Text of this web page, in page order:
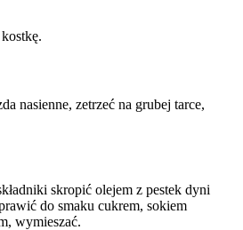
nasienne, zetrzeć na grubej tarce,
skropić olejem z pestek dyni
do smaku cukrem, sokiem
wymieszać.